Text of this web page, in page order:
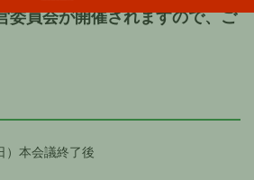
委員会が開催されますので、ご
）本会議終了後